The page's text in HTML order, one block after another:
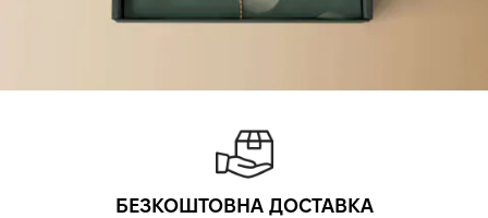
БЕЗКОШТОВНА ДОСТАВКА